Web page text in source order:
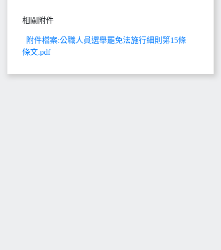
相關附件
附件檔案:公職人員選舉罷免法施行細則第15條
條文.pdf